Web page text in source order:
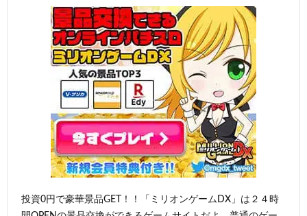
投資0円で豪華景品GET！！「ミリオンゲームDX」は２４時